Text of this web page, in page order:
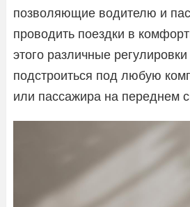
позволяющие водителю и
проводить поездки в
этого различные
подстроиться под любую
или пассажира на переднем